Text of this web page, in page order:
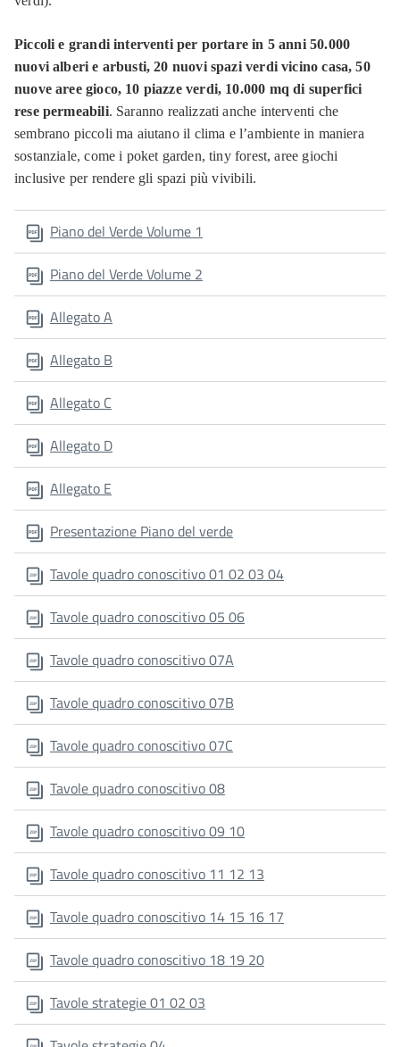
Piccoli e grandi interventi per portare in 5 anni 50.000
nuovi alberi e arbusti, 20 nuovi spazi verdi vicino casa, 50
nuove aree gioco, 10 piazze verdi, 10.000 mq di superfici
rese permeabili. Saranno realizzati anche interventi che
sembrano piccoli ma aiutano il clima e l’ambiente in maniera
sostanziale, come i poket garden, tiny forest, aree giochi
inclusive per rendere gli spazi più vivibili.
Piano del Verde Volume 1
Piano del Verde Volume 2
Allegato A
Allegato B
Allegato C
Allegato D
Allegato E
Presentazione Piano del verde
Tavole quadro conoscitivo 01 02 03 04
Tavole quadro conoscitivo 05 06
Tavole quadro conoscitivo 07A
Tavole quadro conoscitivo 07B
Tavole quadro conoscitivo 07C
Tavole quadro conoscitivo 08
Tavole quadro conoscitivo 09 10
Tavole quadro conoscitivo 11 12 13
Tavole quadro conoscitivo 14 15 16 17
Tavole quadro conoscitivo 18 19 20
Tavole strategie 01 02 03